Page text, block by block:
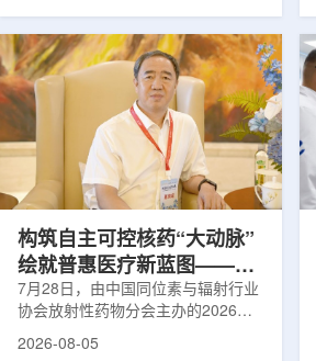
算密集型场景。据介绍，传统粒子输
运模拟在核医学系统设计中具有重要
作用，但往往需要大量计算资源，并
伴随较长运行时间，影响研发和优化
效率。Nuclear Quantum此次提出的
技术，旨在把物理输运模型转化为量
子电路，使粒子传播和随机游走动力
学能够直接在量子计算框架中表示和
构筑自主可控核药“大动脉”
绘就普惠医疗新蓝图——专
访中国同辐总工程师、中核
集团首席科学家刘蕴韬
7月28日，由中国同位素与辐射行业
协会放射性药物分会主办的2026年
放射性药物创新发展大会在山西省太
2026-08-05